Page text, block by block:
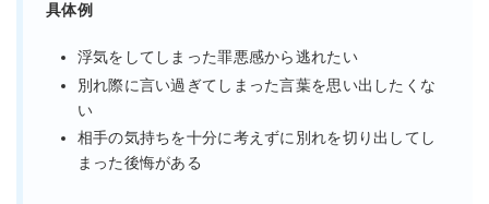
具体例
浮気をしてしまった罪悪感から逃れたい
別れ際に言い過ぎてしまった言葉を思い出したくな
い
相手の気持ちを十分に考えずに別れを切り出してし
まった後悔がある